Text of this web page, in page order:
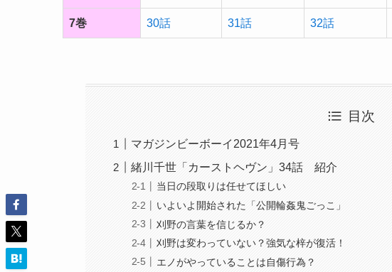
7巻 30話 31話 32話
目次
マガジンビーボーイ2021年4月号
緒川千世「カーストヘヴン」34話 紹介
当日の段取りは任せてほしい
いよいよ開始された「公開輪姦鬼ごっこ」
刈野の言葉を信じるか？
刈野は変わっていない？強気な梓が復活！
エノがやっていることは自傷行為？